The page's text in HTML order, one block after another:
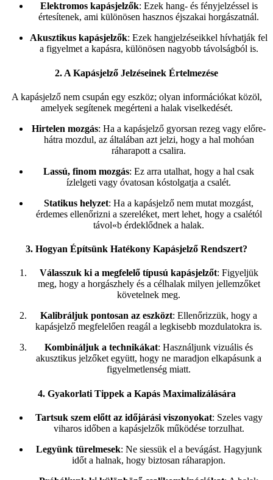
Elektromos kapásjelzők: Ezek hang- és fényjelzéssel is
értesítenek, ami különösen hasznos éjszakai horgászatnál.
Akusztikus kapásjelzők: Ezek hangjelzéseikkel hívhatják fel
a figyelmet a kapásra, különösen nagyobb távolságból is.
2. A Kapásjelző Jelzéseinek Értelmezése
A kapásjelző nem csupán egy eszköz; olyan információkat közöl,
amelyek segítenek megérteni a halak viselkedését.
Hirtelen mozgás: Ha a kapásjelző gyorsan rezeg vagy előre-
hátra mozdul, az általában azt jelzi, hogy a hal mohóan
ráharapott a csalira.
Lassú, finom mozgás: Ez arra utalhat, hogy a hal csak
ízlelgeti vagy óvatosan kóstolgatja a csalét.
Statikus helyzet: Ha a kapásjelző nem mutat mozgást,
érdemes ellenőrizni a szereléket, mert lehet, hogy a csalétól
távol«b érdeklődnek a halak.
3. Hogyan Építsünk Hatékony Kapásjelző Rendszert?
Válasszuk ki a megfelelő típusú kapásjelzőt: Figyeljük
meg, hogy a horgászhely és a célhalak milyen jellemzőket
követelnek meg.
Kalibráljuk pontosan az eszközt: Ellenőrizzük, hogy a
kapásjelző megfelelően reagál a legkisebb mozdulatokra is.
Kombináljuk a technikákat: Használjunk vizuális és
akusztikus jelzőket együtt, hogy ne maradjon elkapásunk a
figyelmetlenség miatt.
4. Gyakorlati Tippek a Kapás Maximalizálására
Tartsuk szem előtt az időjárási viszonyokat: Szeles vagy
viharos időben a kapásjelzők működése torzulhat.
Legyünk türelmesek: Ne siessük el a bevágást. Hagyjunk
időt a halnak, hogy biztosan ráharapjon.